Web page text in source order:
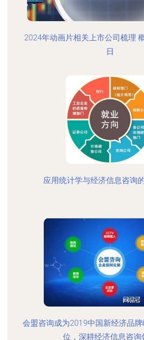
2024年动画片相关上市公司梳理
日
应用统计学与经济信息咨询
会盟咨询成为2019中国新经济品
位，深耕经济信息咨询